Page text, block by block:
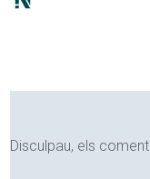
Disculpau, els